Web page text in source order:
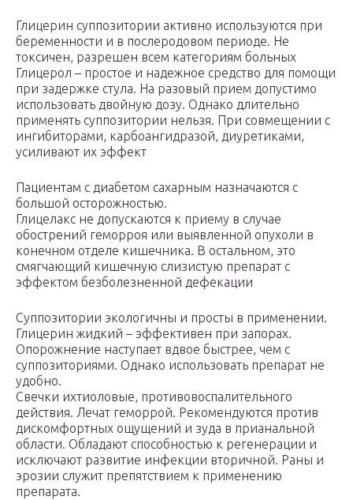
Глицерин суппозитории активно используются при
беременности и в послеродовом периоде. Не
токсичен, разрешен всем категориям больных
Глицерол – простое и надежное средство для помощи
при задержке стула. На разовый прием допустимо
использовать двойную дозу. Однако длительно
применять суппозитории нельзя. При совмещении с
ингибиторами, карбоангидразой, диуретиками,
усиливают их эффект
Пациентам с диабетом сахарным назначаются с
большой осторожностью.
Глицелакс не допускаются к приему в случае
обострений геморроя или выявленной опухоли в
конечном отделе кишечника. В остальном, это
смягчающий кишечную слизистую препарат с
эффектом безболезненной дефекации
Суппозитории экологичны и просты в применении.
Глицерин жидкий – эффективен при запорах.
Опорожнение наступает вдвое быстрее, чем с
суппозиториями. Однако использовать препарат не
удобно.
Свечки ихтиоловые, противовоспалительного
действия. Лечат геморрой. Рекомендуются против
дискомфортных ощущений и зуда в прианальной
области. Обладают способностью к регенерации и
исключают развитие инфекции вторичной. Раны и
эрозии служит препятствием к применению
препарата.